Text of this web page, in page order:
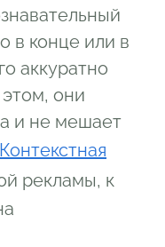
в конце или в
аккуратно
они
и не мешает
Контекстная
рекламы, к